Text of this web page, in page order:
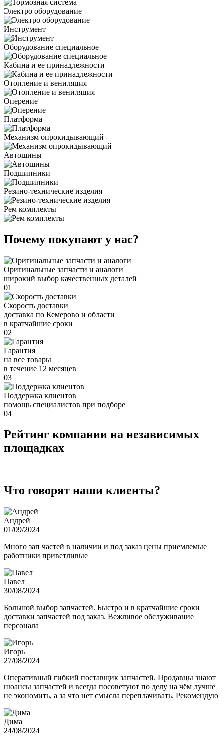
Электро оборудование
Инструмент
Оборудование специальное
Кабина и ее принадлежности
Отопление и вениляция
Оперение
Платформа
Механизм опрокидывающий
Автошины
Подшипники
Резино-технические изделия
Рем комплекты
Почему покупают у нас?
Оригинальные запчасти и аналоги
широкий выбор качественных деталей
01
Скорость доставки
доставка по Кемерово и области
в кратчайшие сроки
02
Гарантия
на все товары
в течение 12 месяцев
03
Поддержка клиентов
помощь специалистов при подборе
04
Рейтинг компании на независимых
площадках
Что говорят наши клиенты?
Андрей
01/09/2024
Много зап частей в наличии и под заказ цены приемлемые
работники приветливые
Павел
30/08/2024
Большой выбор запчастей. Быстро и в кратчайшие сроки
доставки запчастей под заказ. Вежливое обслуживание
персонала
Игорь
27/08/2024
Оперативный гибкий поставщик запчастей. Продавцы знают
нюансы запчастей и всегда посоветуют по делу на чём лучше
не экономить, а за что нет смысла переплачивать. Рекомендую
Дима
24/08/2024